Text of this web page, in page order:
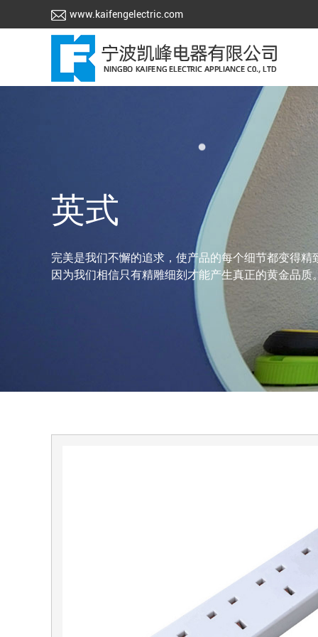
www.kaifengelectric.com
英式
完美是我们不懈的追求，使产品的每个细节都变得
因为我们相信只有精雕细刻才能产生真正的黄金品质